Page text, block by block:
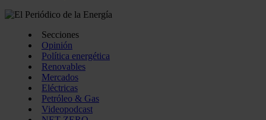
Secciones
Opinión
Política energética
Renovables
Mercados
Eléctricas
Petróleo & Gas
Videopodcast